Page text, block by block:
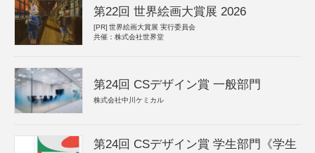
第22回 世界絵画大賞展 2026
[PR] 世界絵画大賞展 実行委員会
共催：株式会社世界堂
第24回 CSデザイン賞 一般部門
株式会社中川ケミカル
第24回 CSデザイン賞 学生部門《学生